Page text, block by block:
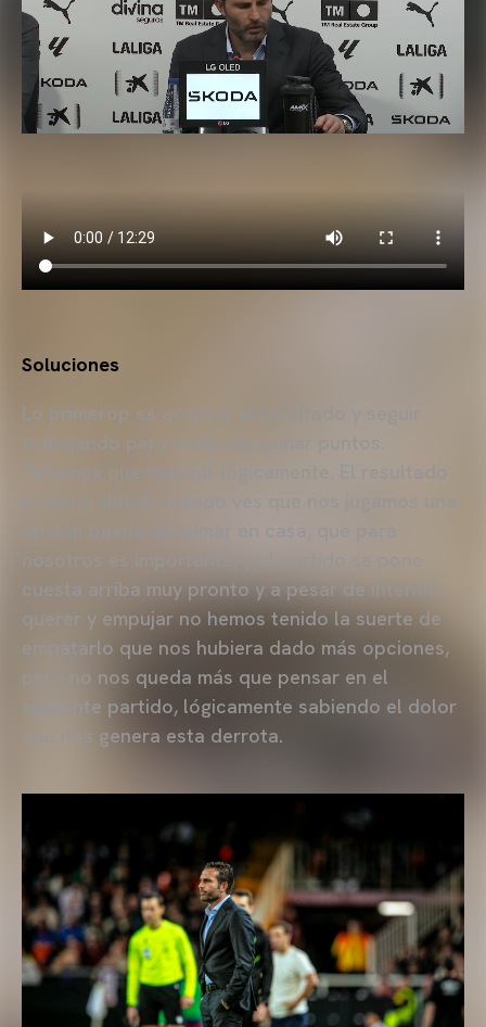
Soluciones
Lo primerop es aceptar el resultado y seguir
trabajando para tratar de sumar puntos.
Tenemos que mejorar lógicamente. El resultado
nosotros es importante, y el partido se pone
cuesta arriba muy pronto y a pesar de intentar,
querer y empujar no hemos tenido la suerte de
empatarlo que nos hubiera dado más opciones,
pero no nos queda más que pensar en el
siguiente partido, lógicamente sabiendo el dolor
que nos genera esta derrota.